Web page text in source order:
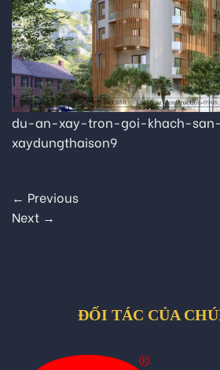
du-an-xay-tron-goi-khach-
xaydungthaison9
← Previous
Next →
ĐỐI TÁC CỦA